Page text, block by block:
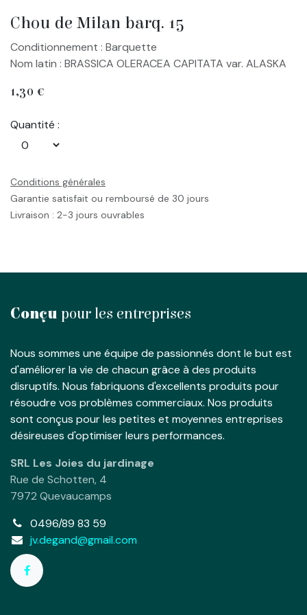
Chou de Milan barq. 15
Conditionnement : Barquette
Nom latin : BRASSICA OLERACEA CAPITATA var. ALASKA
1,30 €
Quantité :
Conditions générales
Garantie satisfait ou remboursé de 30 jours
Livraison : 2-3 jours ouvrables
Conçu pour les entreprises
Nous sommes une équipe de passionnés dont le but est
d'améliorer la vie de chacun grâce à des produits
disruptifs. Nous fabriquons d'excellents produits pour
résoudre vos problèmes commerciaux. Nos produits
sont conçus pour les petites et moyennes entreprises
désireuses d'optimiser leurs performances.
SRL Les Joies du jardinage
Rue de Schotten, 4
7972 Quevaucamps
0496/89 83 59
jv.degand@gmail.com